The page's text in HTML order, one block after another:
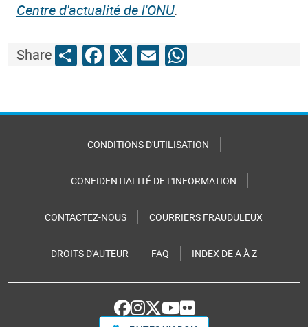
Centre d'actualité de l'ONU.
ShareShareFacebook
X EmailWhatsApp
CONDITIONS D'UTILISATION
CONFIDENTIALITÉ DE L'INFORMATION
CONTACTEZ-NOUS COURRIERS FRAUDULEUX
DROITS D'AUTEUR FAQ INDEX DE A À Z